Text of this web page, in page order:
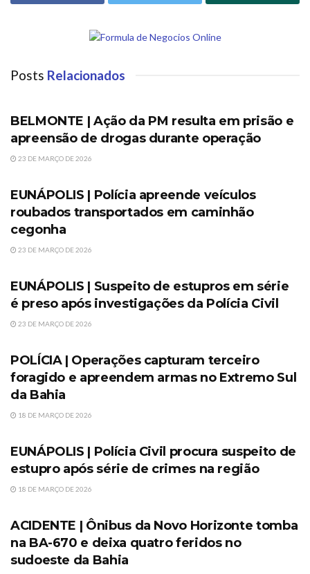
Posts Relacionados
BELMONTE | Ação da PM resulta em prisão e
apreensão de drogas durante operação
23 DE MARÇO DE 2026
SEM CATEGORIA
EUNÁPOLIS | Polícia apreende veículos
roubados transportados em caminhão
cegonha
23 DE MARÇO DE 2026
SEM CATEGORIA
EUNÁPOLIS | Suspeito de estupros em série
é preso após investigações da Polícia Civil
23 DE MARÇO DE 2026
SEM CATEGORIA
POLÍCIA | Operações capturam terceiro
foragido e apreendem armas no Extremo Sul
da Bahia
18 DE MARÇO DE 2026
SEM CATEGORIA
EUNÁPOLIS | Polícia Civil procura suspeito de
estupro após série de crimes na região
18 DE MARÇO DE 2026
SEM CATEGORIA
ACIDENTE | Ônibus da Novo Horizonte tomba
na BA-670 e deixa quatro feridos no
sudoeste da Bahia